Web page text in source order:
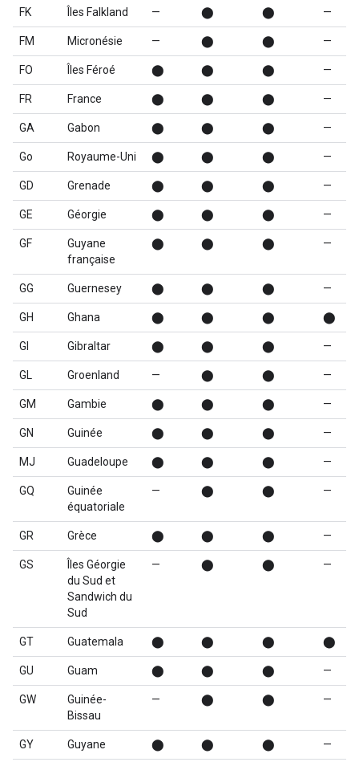
FK Îles Falkland — ⬤ ⬤ —
FM Micronésie — ⬤ ⬤ —
FO Îles Féroé ⬤ ⬤ ⬤ —
FR France ⬤ ⬤ ⬤ —
GA Gabon ⬤ ⬤ ⬤ —
Go Royaume-Uni ⬤ ⬤ ⬤ —
GD Grenade ⬤ ⬤ ⬤ —
GE Géorgie ⬤ ⬤ ⬤ —
GF
Guyane
française
⬤ ⬤ ⬤ —
GG Guernesey ⬤ ⬤ ⬤ —
GH Ghana ⬤ ⬤ ⬤ ⬤
GI Gibraltar ⬤ ⬤ ⬤ —
GL Groenland — ⬤ ⬤ —
GM Gambie ⬤ ⬤ ⬤ —
GN Guinée ⬤ ⬤ ⬤ —
MJ Guadeloupe ⬤ ⬤ ⬤ —
GQ
Guinée
équatoriale
— ⬤ ⬤ —
GR Grèce ⬤ ⬤ ⬤ —
GS
Îles Géorgie
du Sud et
Sandwich du
Sud
— ⬤ ⬤ —
GT Guatemala ⬤ ⬤ ⬤ ⬤
GU Guam ⬤ ⬤ ⬤ —
GW
Guinée-
Bissau
— ⬤ ⬤ —
GY Guyane ⬤ ⬤ ⬤ —